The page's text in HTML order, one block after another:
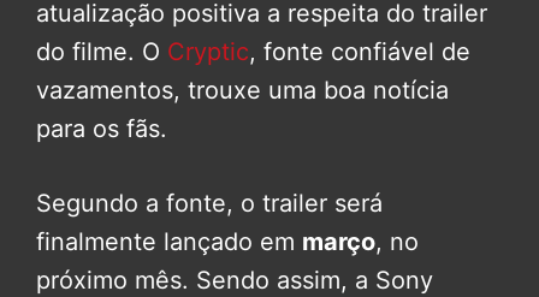
atualização positiva a respeita do trailer
do filme. O Cryptic, fonte confiável de
vazamentos, trouxe uma boa notícia
para os fãs.
Segundo a fonte, o trailer será
finalmente lançado em março, no
próximo mês. Sendo assim, a Sony